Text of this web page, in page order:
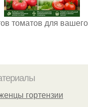
томатов для
гортензии